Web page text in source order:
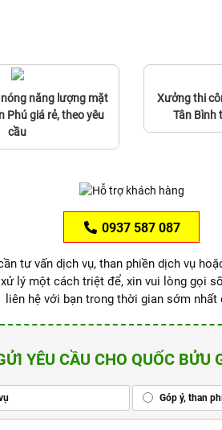
năng lượng mặt
Phú giá rẻ, theo yêu
cầu
Xưởng thi
Tân Bình
0937 587 087
tư vấn dịch vụ, than phiền dịch vụ
lý một cách triệt để, xin vui lòng gọi
liên hệ với bạn trong thời gian sớm nhất
YÊU CẦU CHO QUỐC BỬU
Góp ý, than